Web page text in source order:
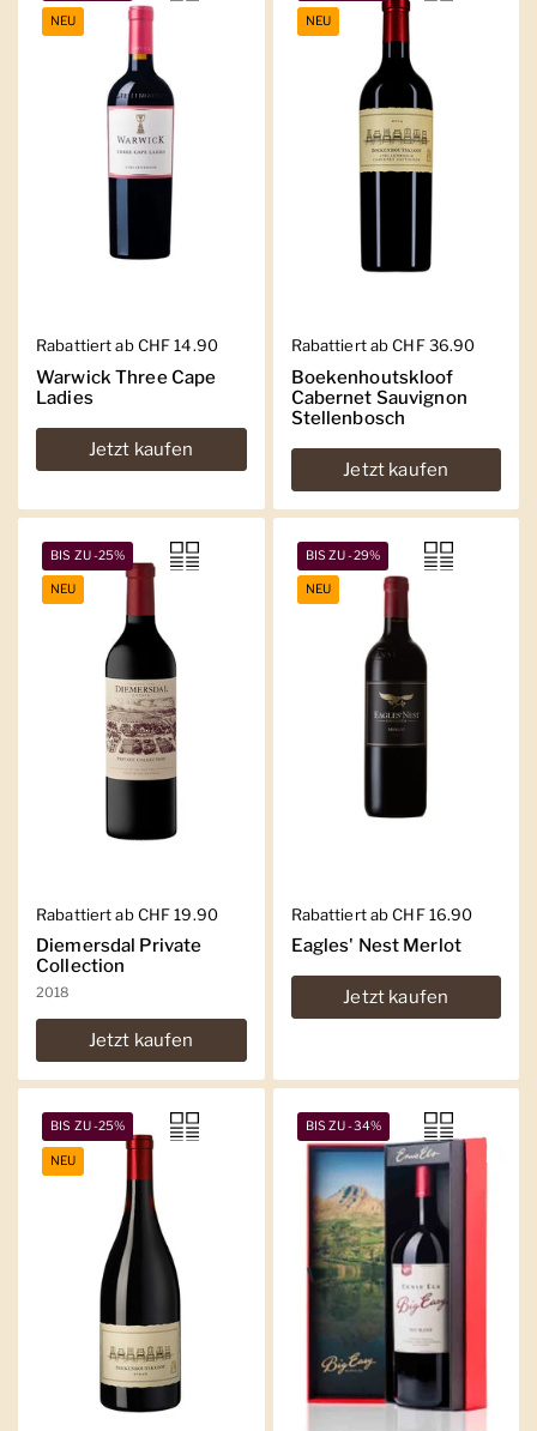
Regulärer Preis
Rabattiert ab CHF 14.90
Warwick Three Cape
Ladies
Jetzt kaufen
NEU
Regulärer Preis
Rabattiert ab CHF 36.90
Boekenhoutskloof
Cabernet Sauvignon
Stellenbosch
Jetzt kaufen
NEU
Regulärer Preis
Rabattiert ab CHF 19.90
Diemersdal Private
Collection
2018
Jetzt kaufen
BIS ZU -25%
NEU
Regulärer Preis
Rabattiert ab CHF 16.90
Eagles' Nest Merlot
Jetzt kaufen
BIS ZU -29%
NEU
BIS ZU -25%
NEU
BIS ZU -34%